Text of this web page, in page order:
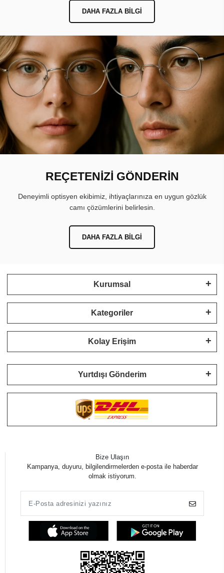
DAHA FAZLA BILGI
REÇETENİZİ GÖNDERİN
Deneyimli optisyen ekibimiz, ihtiyaçlarınıza en uygun gözlük
camı çözümlerini belirlesin.
DAHA FAZLA BILGI
Kurumsal
Kategoriler
Kolay Erişim
Yurtdışı Gönderim
Bize Ulaşın
Kampanya, duyuru, bilgilendirmelerden e-posta ile haberdar
olmak istiyorum.